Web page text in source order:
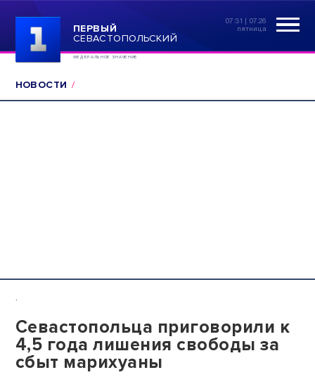
ПЕРВЫЙ
СЕВАСТОПОЛЬСКИЙ
ФЕДЕРАЛЬНОЕ ЗНАЧЕНИЕ
07:31 | 07.26
пятница
НОВОСТИ
.
Севастопольца приговорили к
4,5 года лишения свободы за
сбыт марихуаны